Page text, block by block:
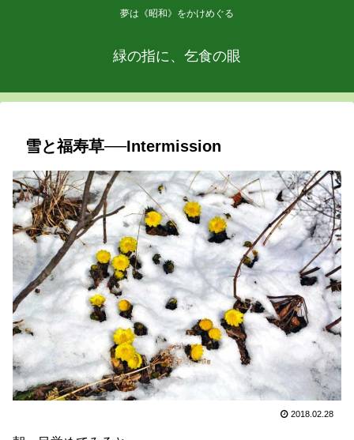
夢は《昭和》をかけめぐる
緑の指に、乞食の眼
雪と福寿草──Intermission
2018.02.28